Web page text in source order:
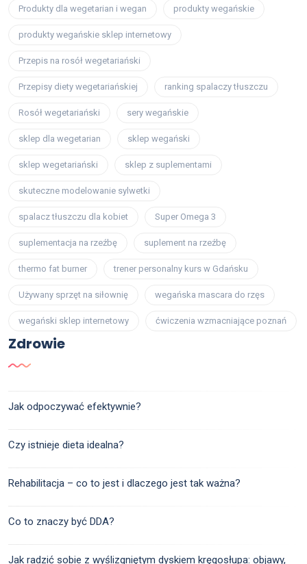
Produkty dla wegetarian i wegan produkty wegańskie
produkty wegańskie sklep internetowy
Przepis na rosół wegetariański
Przepisy diety wegetariańskiej ranking spalaczy tłuszczu
Rosół wegetariański sery wegańskie
sklep dla wegetarian sklep wegański
sklep wegetariański sklep z suplementami
skuteczne modelowanie sylwetki
spalacz tłuszczu dla kobiet Super Omega 3
suplementacja na rzeźbę suplement na rzeźbę
thermo fat burner trener personalny kurs w Gdańsku
Używany sprzęt na siłownię wegańska mascara do rzęs
wegański sklep internetowy ćwiczenia wzmacniające poznań
Zdrowie
Jak odpoczywać efektywnie?
Czy istnieje dieta idealna?
Rehabilitacja – co to jest i dlaczego jest tak ważna?
Co to znaczy być DDA?
Jak radzić sobie z wyślizgniętym dyskiem kręgosłupa: objawy,